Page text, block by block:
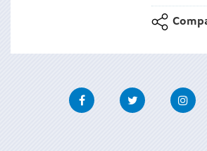
FacebookTwitter